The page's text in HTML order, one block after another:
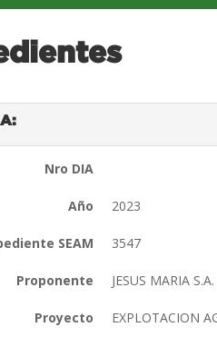
Nro DIA
Año 2023
SEAM 3547
Proponente JESUS MARIA
Proyecto EXPLOTACION